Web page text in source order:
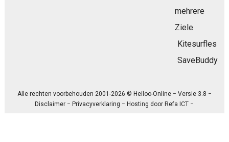
mehrere
Ziele
Kitesurfles
SaveBuddy
Alle rechten voorbehouden 2001-2026 © Heiloo-Online − Versie 3.8 −
Disclaimer −Privacyverklaring − Hosting doorRefa ICT −